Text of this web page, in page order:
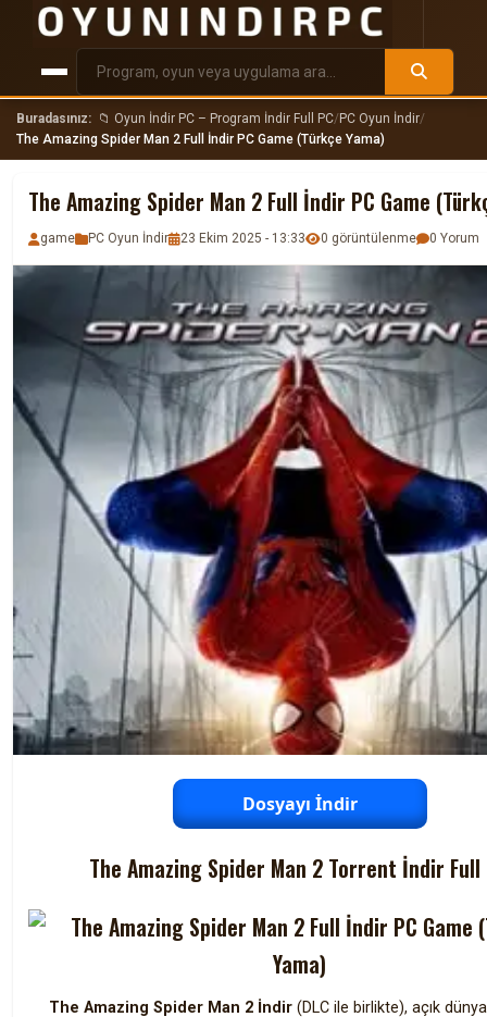
Buradasınız: 📁 Oyun İndir PC – Program İndir Full PC/PC Oyun İndir/
The Amazing Spider Man 2 Full İndir PC Game (Türkçe Yama)
The Amazing Spider Man 2 Full İndir PC Game
game PC Oyun İndir 23 Ekim 2025 - 13:33 0 görüntülenme 0 Yorum
Dosyayı İndir
The Amazing Spider Man 2 Torrent İndir Full
The Amazing Spider Man 2 İndir (DLC ile birlikte), açık